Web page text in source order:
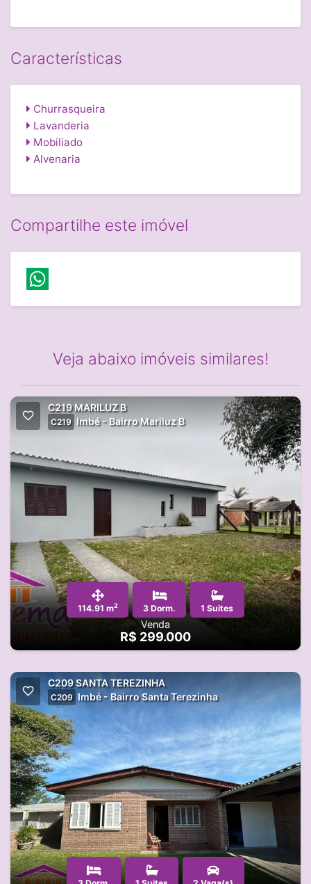
Características
Churrasqueira
Lavanderia
Mobiliado
Alvenaria
Compartilhe este imóvel
Veja abaixo imóveis similares!
C219 MARILUZ B
C219 Imbé - Bairro Mariluz B
114.91 m2 3 Dorm. 1 Suites
Venda
R$ 299.000
C209 SANTA TEREZINHA
C209 Imbé - Bairro Santa Terezinha